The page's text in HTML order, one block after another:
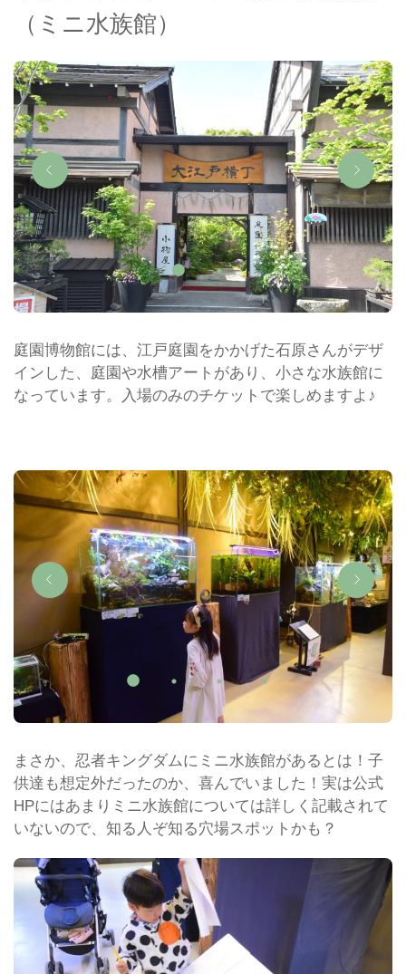
（ミニ水族館）
庭園博物館には、江戸庭園をかかげた石原さんがデザ
インした、庭園や水槽アートがあり、小さな水族館に
なっています。入場のみのチケットで楽しめますよ♪
まさか、忍者キングダムにミニ水族館があるとは！子
供達も想定外だったのか、喜んでいました！実は公式
HPにはあまりミニ水族館については詳しく記載されて
いないので、知る人ぞ知る穴場スポットかも？